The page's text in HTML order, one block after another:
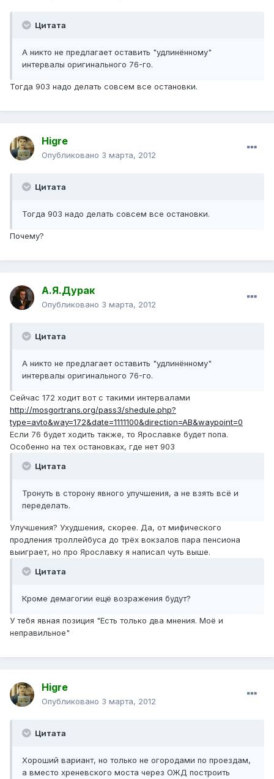
Цитата
А никто не предлагает оставить "удлинённому"
интервалы оригинального 76-го.
Тогда 903 надо делать совсем все остановки.
Higre
Опубликовано 3 марта, 2012
Цитата
Тогда 903 надо делать совсем все остановки.
Почему?
А.Я.Дурак
Опубликовано 3 марта, 2012
Цитата
А никто не предлагает оставить "удлинённому"
интервалы оригинального 76-го.
Сейчас 172 ходит вот с такими интервалами
http://mosgortrans.org/pass3/shedule.php?
type=avto&way=172&date=1111100&direction=AB&waypoint=0
Если 76 будет ходить также, то Ярославке будет попа.
Особенно на тех остановках, где нет 903
Цитата
Тронуть в сторону явного улучшения, а не взять всё и
переделать.
Улучшения? Ухудшения, скорее. Да, от мифического
продления троллейбуса до трёх вокзалов пара пенсиона
выиграет, но про Ярославку я написал чуть выше.
Цитата
Кроме демагогии ещё возражения будут?
У тебя явная позиция "Есть только два мнения. Моё и
неправильное"
Higre
Опубликовано 3 марта, 2012
Цитата
Хороший вариант, но только не огородами по проездам,
а вместо хреневского моста через ОЖД построить